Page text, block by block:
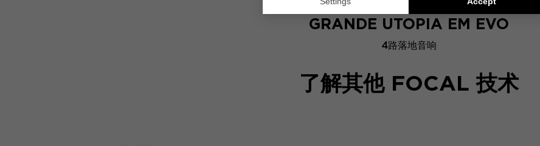
GRANDE UTOPIA EM EVO
4路落地音响
了解其他 FOCAL 技术